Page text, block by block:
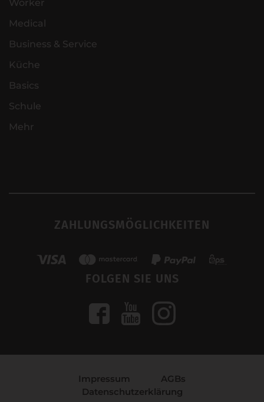
Worker
Medical
Business & Service
Küche
Basics
Schule
Mehr
ZAHLUNGSMÖGLICHKEITEN
FOLGEN SIE UNS
Impressum
AGBs
Datenschutzerklärung